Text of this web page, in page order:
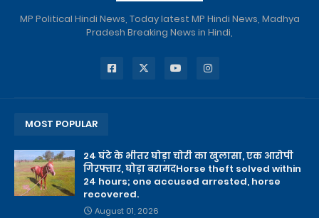
MP Political Hindi News, Today latest MP Hindi News, Madhya
Pradesh Breaking News in Hindi,
MOST POPULAR
24 घंटे के भीतर घोड़ा चोरी का खुलासा, एक आरोपी
गिरफ्तार, घोड़ा बरामदHorse theft solved within
24 hours; one accused arrested, horse
recovered.
August 01, 2026